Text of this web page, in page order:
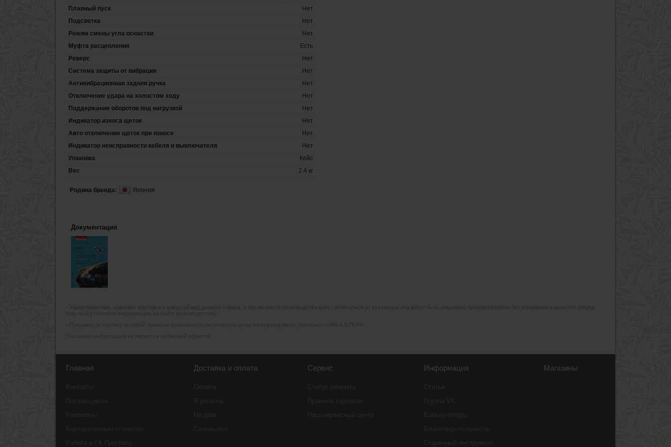
Плавный пуск
Нет
Подсветка
Нет
Режим смены угла оснастки
Нет
Муфта расцепления
Есть
Реверс
Нет
Система защиты от вибрации
Нет
Антивибрационная задняя ручка
Нет
Отключение удара на холостом ходу
Нет
Поддержание оборотов под нагрузкой
Нет
Индикатор износа щеток
Нет
Авто отключение щеток при износе
Нет
Индикатор неисправности кабеля и выключателя
Нет
Упаковка
Кейс
Вес
2.4 кг
Родина бренда: Япония
Документация
Главная Доставка и оплата Сервис Информация Магазины